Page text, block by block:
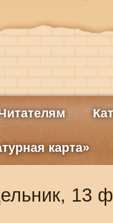
карта»
13